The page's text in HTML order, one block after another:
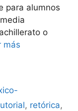
para alumnos
o
más
, retórica,